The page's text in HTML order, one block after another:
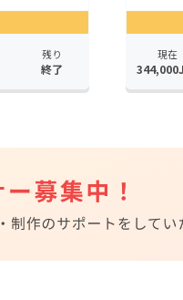
残り
終了
現在